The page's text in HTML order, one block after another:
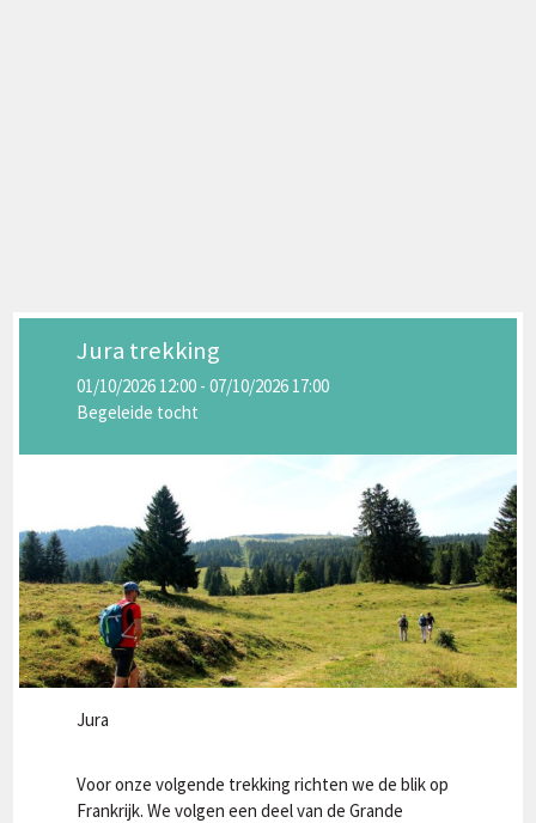
Jura trekking
01/10/2026 12:00 - 07/10/2026 17:00
Begeleide tocht
Jura
Voor onze volgende trekking richten we de blik op
Frankrijk. We volgen een deel van de Grande